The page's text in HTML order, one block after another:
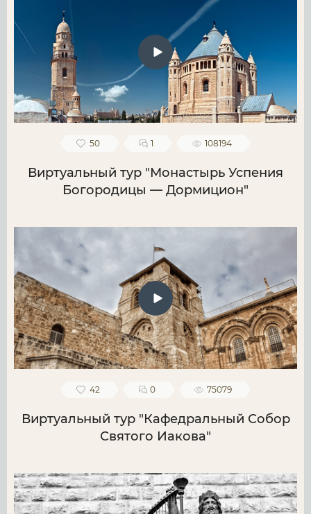
50 1 108194
Виртуальный тур "Монастырь Успения
Богородицы — Дормицион"
42 0 75079
Виртуальный тур "Кафедральный Собор
Святого Иакова"